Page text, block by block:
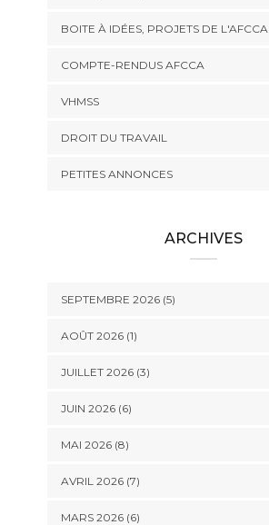
BOITE À IDÉES, PROJETS DE L'AFCCA
COMPTE-RENDUS AFCCA
VHMSS
DROIT DU TRAVAIL
PETITES ANNONCES
ARCHIVES
SEPTEMBRE 2026 (5)
AOÛT 2026 (1)
JUILLET 2026 (3)
JUIN 2026 (6)
MAI 2026 (8)
AVRIL 2026 (7)
MARS 2026 (6)